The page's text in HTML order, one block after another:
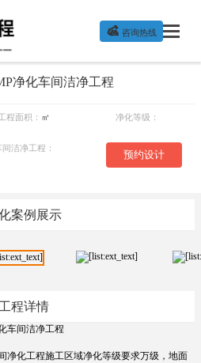
 咨询热线
净化车间洁净工程
程面积： ㎡ 净化等级：
预约设计
洁净工程：
案例展示
工程详情
车间洁净工程
化工程施工区域净化等级要求万级，地面